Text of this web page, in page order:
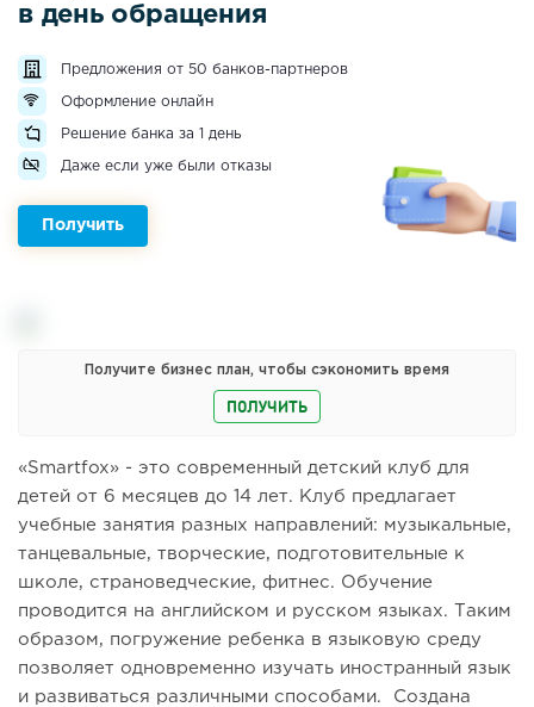
в день обращения
Предложения от 50 банков-партнеров
Оформление онлайн
Решение банка за 1 день
Даже если уже были отказы
Получить
Получите бизнес план, чтобы сэкономить время
ПОЛУЧИТЬ
«Smartfox» - это современный детский клуб для
детей от 6 месяцев до 14 лет. Клуб предлагает
учебные занятия разных направлений: музыкальные,
танцевальные, творческие, подготовительные к
школе, страноведческие, фитнес. Обучение
проводится на английском и русском языках. Таким
образом, погружение ребенка в языковую среду
позволяет одновременно изучать иностранный язык
и развиваться различными способами. Создана